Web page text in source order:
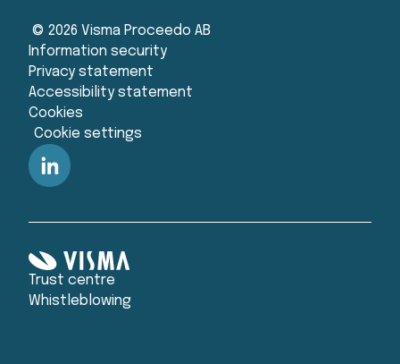
© 2026 Visma Proceedo AB
Information security
Privacy statement
Accessibility statement
Cookies
Cookie settings
Trust centre
Whistleblowing